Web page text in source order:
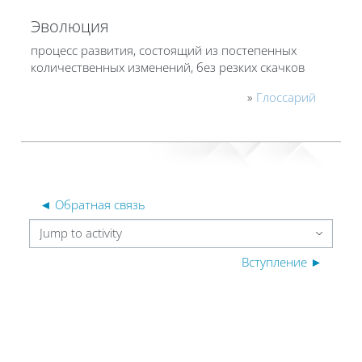
Эволюция
процесс развития, состоящий из постепенных
количественных изменений, без резких скачков
» Глоссарий
◄ Обратная связь
Jump to activity
Вступление ►